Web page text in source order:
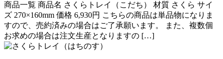
商品一覧 商品名 さくらトレイ（こだち） 材質 さくら サイ
ズ 270×160mm 価格 6,930円 こちらの商品は単品物になりま
すので、売約済みの場合はご了承願います。 また、複数個
お求めの場合は注文生産となりますの […]